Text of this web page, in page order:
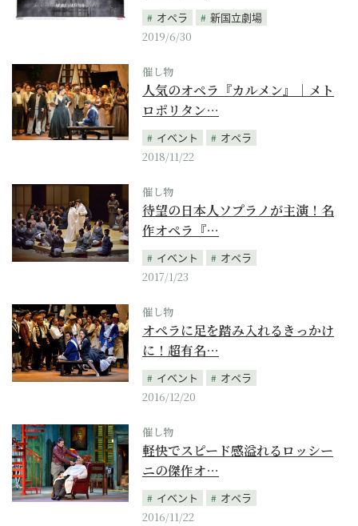
オペラ
新国立劇場
2019/6/30
催し物
人気のオペラ『カルメン』｜メト
ロポリタン…
イベント
オペラ
2018/11/22
催し物
待望の日本人ソプラノが主演！名
作オペラ『…
イベント
オペラ
2017/1/23
催し物
オペラに足を踏み入れるきっかけ
に！超有名…
イベント
オペラ
2016/12/20
催し物
軽快でスピード感溢れるロッシー
ニの傑作オ…
イベント
オペラ
2016/11/22